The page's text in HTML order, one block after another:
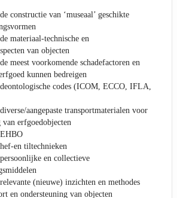
constructie van ‘museaal’ geschikte
materiaal-technische en
van objecten
meest voorkomende schadefactoren en
kunnen bedreigen
codes (ICOM, ECCO, IFLA,
aangepaste transportmaterialen voor
van erfgoedobjecten
en tiltechnieken
en collectieve
(nieuwe) inzichten en methodes
en ondersteuning van objecten